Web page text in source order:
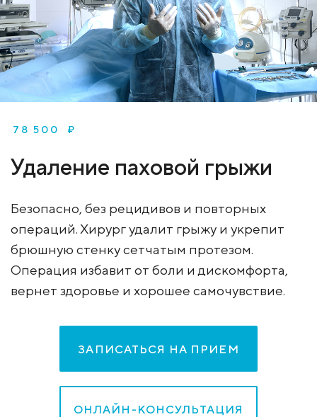
78 500 ₽
Удаление паховой грыжи
Безопасно, без рецидивов и повторных
операций. Хирург удалит грыжу и укрепит
брюшную стенку сетчатым протезом.
Операция избавит от боли и дискомфорта,
вернет здоровье и хорошее самочувствие.
ЗАПИСАТЬСЯ НА ПРИЕМ
ОНЛАЙН-КОНСУЛЬТАЦИЯ